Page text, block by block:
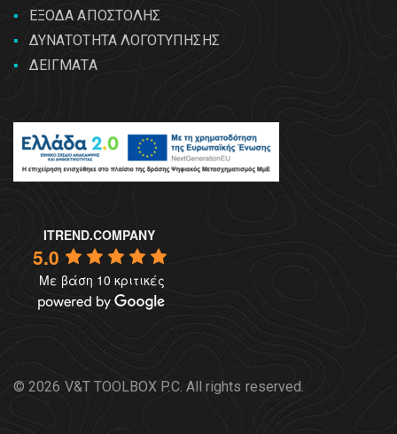
ΕΞΟΔΑ ΑΠΟΣΤΟΛΗΣ
ΔΥΝΑΤΟΤΗΤΑ ΛΟΓΟΤΥΠΗΣΗΣ
ΔΕΙΓΜΑΤΑ
ITREND.COMPANY
5.0
Με βάση 10 κριτικές
© 2026 V&T TOOLBOX P.C. All rights reserved.